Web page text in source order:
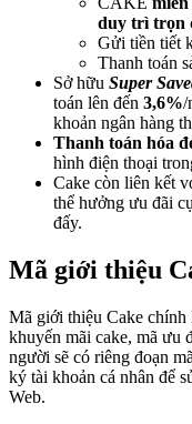
duy trì trọn
Gửi tiền tiết
Thanh toán
Sở hữu Super
toán lên đến 3,6%/
khoản ngân hàng
Thanh toán hóa
hình điện thoại
Cake còn liên kết
thể hưởng ưu đãi
đấy.
Mã giới thiệu
Mã giới thiệu Cake chính
khuyến mãi cake, mã ưu
người sẽ có riêng đoạn
ký tài khoản cá nhân để
Web.